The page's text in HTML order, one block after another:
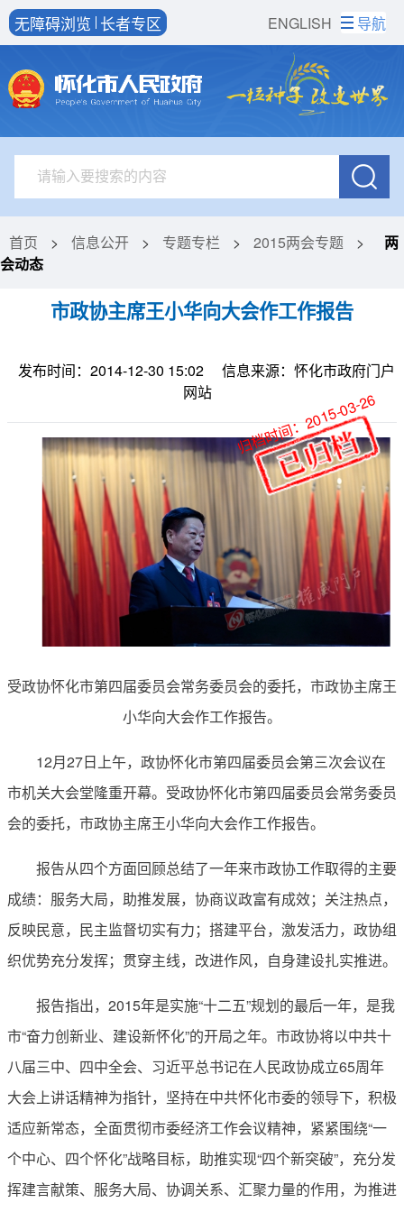
ENGLISH
无障碍浏览 长者专区 导航
首页 > 信息公开 > 专题专栏 > 2015两会专题 >
两
会动态
市政协主席王小华向大会作工作报告
发布时间：2014-12-30 15:02
信息来源：怀化市政府门户
网站
受政协怀化市第四届委员会常务委员会的委托，市政协主席王
小华向大会作工作报告。
12月27日上午，政协怀化市第四届委员会第三次会议在
市机关大会堂隆重开幕。受政协怀化市第四届委员会常务委员
会的委托，市政协主席王小华向大会作工作报告。
报告从四个方面回顾总结了一年来市政协工作取得的主要
成绩：服务大局，助推发展，协商议政富有成效；关注热点，
反映民意，民主监督切实有力；搭建平台，激发活力，政协组
织优势充分发挥；贯穿主线，改进作风，自身建设扎实推进。
报告指出，2015年是实施“十二五”规划的最后一年，是我
市“奋力创新业、建设新怀化”的开局之年。市政协将以中共十
八届三中、四中全会、习近平总书记在人民政协成立65周年
大会上讲话精神为指针，坚持在中共怀化市委的领导下，积极
适应新常态，全面贯彻市委经济工作会议精神，紧紧围绕“一
个中心、四个怀化”战略目标，助推实现“四个新突破”，充分发
挥建言献策、服务大局、协调关系、汇聚力量的作用，为推进
归档时间：2015-03-26